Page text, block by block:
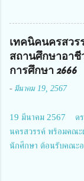
สมาคมวิศวกรรมชีวก
โครงการการวิจัยเชิง
การเสียชีวิตให้สอดค
2567 โดยมี ดร.วิภารั
ประธานในพิธีเปิดพร้
การประชุมในครั้งนี้ น
Richmond Stylish
ผู้อำนวยการสำนักงาน
จัดการทุนวิจัยและนวัต
เทคนิคนครสวร
สถานศึกษาอา
การศึกษา 2666
- มีนาคม 19, 2567
19 มีนาคม 2567 ดร.
นครสวรรค์ พร้อมคณะ
นักศึกษา ต้อนรับคณะอ
นายจักรภพ เนวะมา